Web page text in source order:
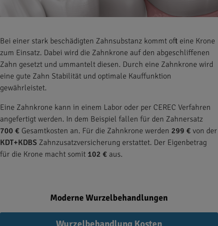
Bei einer stark beschädigten Zahnsubstanz kommt oft eine Krone
zum Einsatz. Dabei wird die Zahnkrone auf den abgeschliffenen
Zahn gesetzt und ummantelt diesen. Durch eine Zahnkrone wird
eine gute Zahn Stabilität und optimale Kauffunktion
gewährleistet.
Eine Zahnkrone kann in einem Labor oder per CEREC Verfahren
angefertigt werden. In dem Beispiel fallen für den Zahnersatz
700 € Gesamtkosten an. Für die Zahnkrone werden 299 € von der
KDT+KDBS Zahnzusatzversicherung erstattet. Der Eigenbetrag
für die Krone macht somit 102 € aus.
Moderne Wurzelbehandlungen